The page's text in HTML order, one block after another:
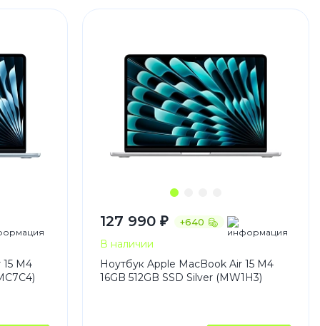
8 Pro
M4
127 990 ₽ +640
В наличии
Ноутбук Apple MacBook Air 15 M4
16GB 512GB SSD Silver (MW1H3)